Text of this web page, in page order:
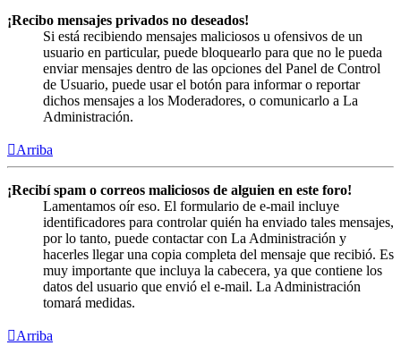
¡Recibo mensajes privados no deseados!
Si está recibiendo mensajes maliciosos u ofensivos de un
usuario en particular, puede bloquearlo para que no le pueda
enviar mensajes dentro de las opciones del Panel de Control
de Usuario, puede usar el botón para informar o reportar
dichos mensajes a los Moderadores, o comunicarlo a La
Administración.
Arriba
¡Recibí spam o correos maliciosos de alguien en este foro!
Lamentamos oír eso. El formulario de e-mail incluye
identificadores para controlar quién ha enviado tales mensajes,
por lo tanto, puede contactar con La Administración y
hacerles llegar una copia completa del mensaje que recibió. Es
muy importante que incluya la cabecera, ya que contiene los
datos del usuario que envió el e-mail. La Administración
tomará medidas.
Arriba